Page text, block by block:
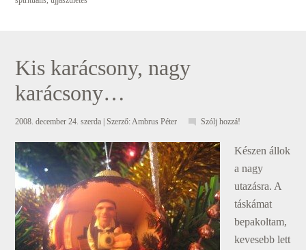
Kis karácsony, nagy
karácsony…
2008. december 24. szerda | Szerző: Ambrus Péter Szólj hozzá!
Készen állok
a nagy
utazásra. A
táskámat
bepakoltam,
kevesebb lett